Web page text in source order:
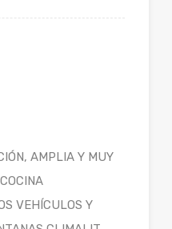
AMPLIA Y MUY
VEHÍCULOS Y